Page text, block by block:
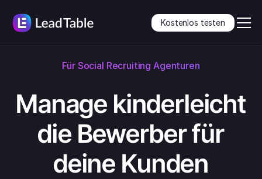
Kostenlos testen
Für Social Recruiting Agenturen
Manage kinderleicht
die Bewerber für
deine Kunden